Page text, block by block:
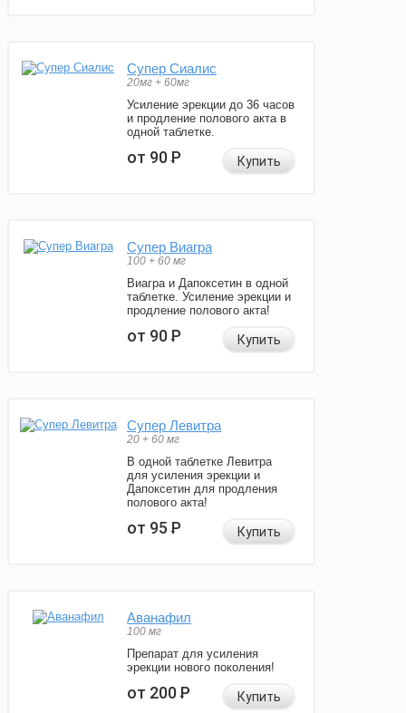
Супер Сиалис
20мг + 60мг
Усиление эрекции до 36 часов
и продление полового акта в
одной таблетке.
от 90Р Купить
Супер Виагра
100 + 60 мг
Виагра и Дапоксетин в одной
таблетке. Усиление эрекции и
продление полового акта!
от 90Р Купить
Супер Левитра
20 + 60 мг
В одной таблетке Левитра
для усиления эрекции и
Дапоксетин для продления
полового акта!
от 95Р Купить
Аванафил
100 мг
Препарат для усиления
эрекции нового поколения!
от 200Р Купить